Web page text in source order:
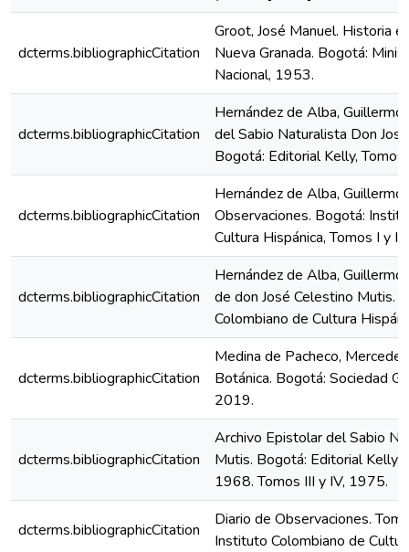
dcterms.bibliographicCitation
Groot, José Manuel. Historia
Nueva Granada. Bogotá:
Nacional, 1953.
dcterms.bibliographicCitation
Hernández de Alba,
del Sabio Naturalista Don
Bogotá: Editorial Kelly,
dcterms.bibliographicCitation
Hernández de Alba, Guillermo
Observaciones. Bogotá:
Cultura Hispánica, Tomos I y
dcterms.bibliographicCitation
Hernández de Alba,
de don José Celestino Mutis.
Colombiano de Cultura
dcterms.bibliographicCitation
Medina de Pacheco,
Botánica. Bogotá: Sociedad
2019.
dcterms.bibliographicCitation
Archivo Epistolar del Sabio
Mutis. Bogotá: Editorial Kelly,
1968. Tomos III y IV, 1975.
dcterms.bibliographicCitation
Diario de Observaciones.
Instituto Colombiano de